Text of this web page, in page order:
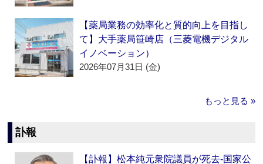
【薬局業務の効率化と質的向上を目指し
て】大手薬局笹崎店（三菱電機デジタル
イノベーション）
2026年07月31日 (金)
もっと見る »
訃報
【訃報】松本純元衆院議員が死去‐国家公